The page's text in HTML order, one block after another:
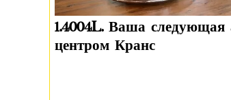
1.4004L. Ваша следующая
центром Кранс